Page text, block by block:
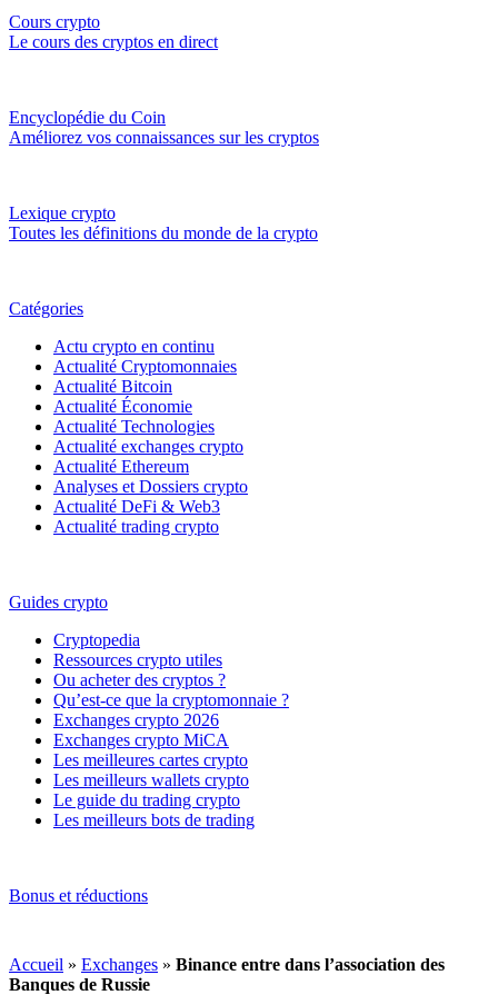
Cours crypto
Le cours des cryptos en direct
Encyclopédie du Coin
Améliorez vos connaissances sur les cryptos
Lexique crypto
Toutes les définitions du monde de la crypto
Catégories
Actu crypto en continu
Actualité Cryptomonnaies
Actualité Bitcoin
Actualité Économie
Actualité Technologies
Actualité exchanges crypto
Actualité Ethereum
Analyses et Dossiers crypto
Actualité DeFi & Web3
Actualité trading crypto
Guides crypto
Cryptopedia
Ressources crypto utiles
Ou acheter des cryptos ?
Qu’est-ce que la cryptomonnaie ?
Exchanges crypto 2026
Exchanges crypto MiCA
Les meilleures cartes crypto
Les meilleurs wallets crypto
Le guide du trading crypto
Les meilleurs bots de trading
Bonus et réductions
Accueil » Exchanges » Binance entre dans l’association des
Banques de Russie